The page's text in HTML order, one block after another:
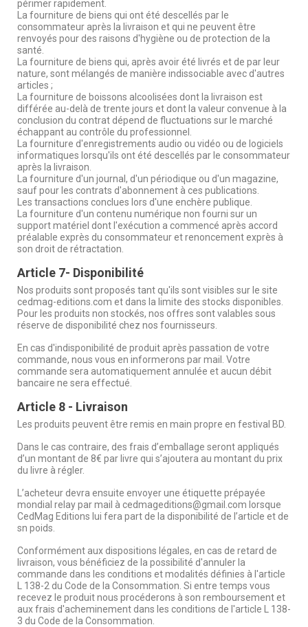
périmer rapidement.
La fourniture de biens qui ont été descellés par le
consommateur après la livraison et qui ne peuvent être
renvoyés pour des raisons d'hygiène ou de protection de la
santé.
La fourniture de biens qui, après avoir été livrés et de par leur
nature, sont mélangés de manière indissociable avec d'autres
articles ;
La fourniture de boissons alcoolisées dont la livraison est
différée au-delà de trente jours et dont la valeur convenue à la
conclusion du contrat dépend de fluctuations sur le marché
échappant au contrôle du professionnel.
La fourniture d'enregistrements audio ou vidéo ou de logiciels
informatiques lorsqu'ils ont été descellés par le consommateur
après la livraison.
La fourniture d'un journal, d'un périodique ou d'un magazine,
sauf pour les contrats d'abonnement à ces publications.
Les transactions conclues lors d'une enchère publique.
La fourniture d'un contenu numérique non fourni sur un
support matériel dont l'exécution a commencé après accord
préalable exprès du consommateur et renoncement exprès à
son droit de rétractation.
Article 7- Disponibilité
Nos produits sont proposés tant qu'ils sont visibles sur le site
cedmag-editions.com et dans la limite des stocks disponibles.
Pour les produits non stockés, nos offres sont valables sous
réserve de disponibilité chez nos fournisseurs.
En cas d'indisponibilité de produit après passation de votre
commande, nous vous en informerons par mail. Votre
commande sera automatiquement annulée et aucun débit
bancaire ne sera effectué.
Article 8 - Livraison
Les produits peuvent être remis en main propre en festival BD.
Dans le cas contraire, des frais d’emballage seront appliqués
d’un montant de 8€ par livre qui s’ajoutera au montant du prix
du livre à régler.
L’acheteur devra ensuite envoyer une étiquette prépayée
mondial relay par mail à cedmageditions@gmail.com lorsque
CedMag Editions lui fera part de la disponibilité de l’article et de
sn poids.
Conformément aux dispositions légales, en cas de retard de
livraison, vous bénéficiez de la possibilité d'annuler la
commande dans les conditions et modalités définies à l'article
L 138-2 du Code de la Consommation. Si entre temps vous
recevez le produit nous procéderons à son remboursement et
aux frais d'acheminement dans les conditions de l'article L 138-
3 du Code de la Consommation.